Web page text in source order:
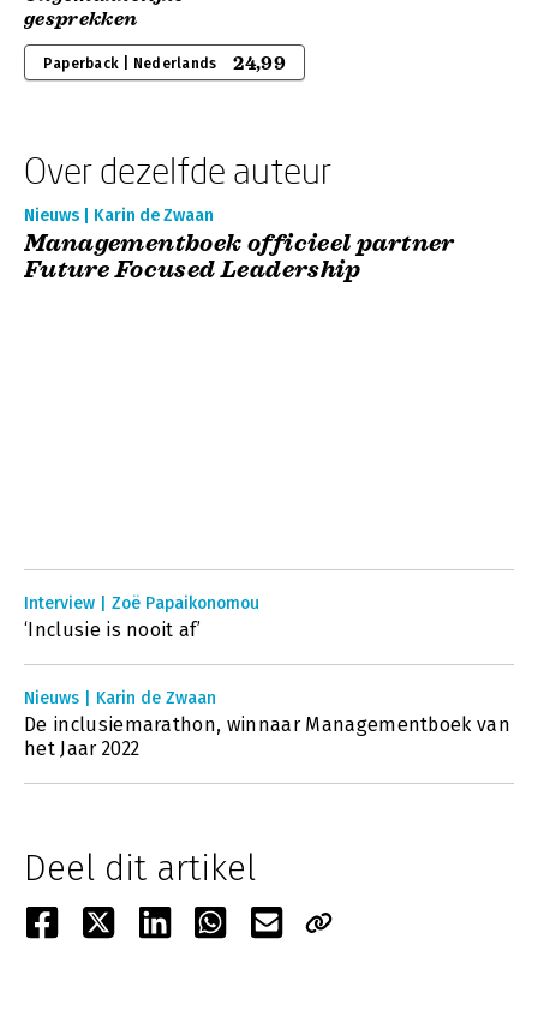
gesprekken
Paperback | Nederlands 24,99
Over dezelfde auteur
Nieuws | Karin de Zwaan
Managementboek officieel partner
Future Focused Leadership
Interview | Zoë Papaikonomou
‘Inclusie is nooit af’
Nieuws | Karin de Zwaan
De inclusiemarathon, winnaar Managementboek van
het Jaar 2022
Deel dit artikel